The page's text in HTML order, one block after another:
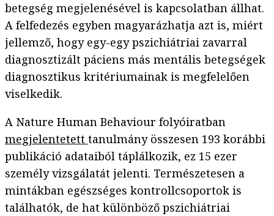
betegség megjelenésével is kapcsolatban állhat.
A felfedezés egyben magyarázhatja azt is, miért
jellemző, hogy egy-egy pszichiátriai zavarral
diagnosztizált páciens más mentális betegségek
diagnosztikus kritériumainak is megfelelően
viselkedik.
A Nature Human Behaviour folyóiratban
megjelentetett tanulmány összesen 193 korábbi
publikáció adataiból táplálkozik, ez 15 ezer
személy vizsgálatát jelenti. Természetesen a
mintákban egészséges kontrollcsoportok is
találhatók, de hat különböző pszichiátriai